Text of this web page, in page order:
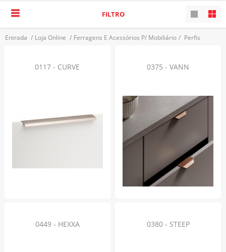
Entrada / Loja Online / Ferragens E Acessórios P/ Mobiliário / Perfis
FILTRO
0117 - CURVE 0375 - VANN
0449 - HEXXA 0380 - STEEP